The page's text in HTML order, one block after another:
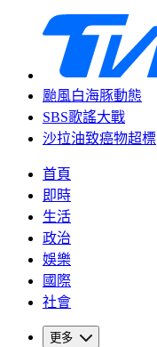
颱風白海豚動態
SBS歌謠大戰
沙拉油致癌物超標
首頁
即時
生活
政治
娛樂
國際
社會
更多